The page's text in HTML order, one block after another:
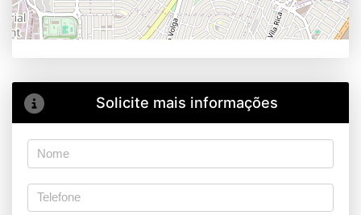
Solicite mais informações